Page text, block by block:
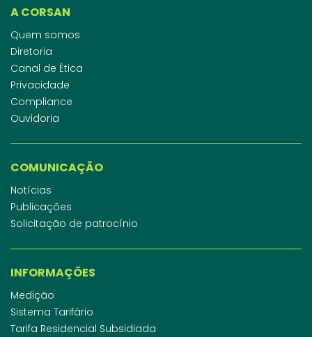
A CORSAN
Quem somos
Diretoria
Canal de Ética
Privacidade
Compliance
Ouvidoria
COMUNICAÇÃO
Notícias
Publicações
Solicitação de patrocínio
INFORMAÇÕES
Medição
Sistema Tarifário
Tarifa Residencial Subsidiada